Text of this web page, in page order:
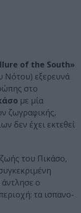
of the South»
Νότου) εξερευνά
στο
με μία
ζωγραφικής,
δεν έχει εκτεθεί
ζωής του Πικάσο,
ο
τα ισπανο-